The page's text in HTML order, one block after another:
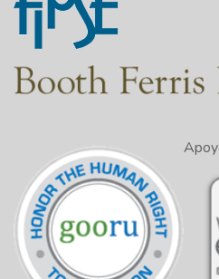
argumento.
1:25
denominan a
organización,
1:34
El patrón de
variará en
1:40
Cada patrón de
forma única con
especiales que